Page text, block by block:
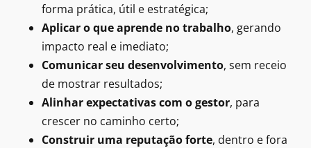
forma prática, útil e estratégica;
Aplicar o que aprende no trabalho, gerando
impacto real e imediato;
Comunicar seu desenvolvimento, sem receio
de mostrar resultados;
Alinhar expectativas com o gestor, para
crescer no caminho certo;
Construir uma reputação forte, dentro e fora